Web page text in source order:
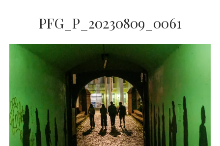
WANDERLUST
DATENSCHUTZ
KONTAKT
instagram
PFG_P_20230809_0061